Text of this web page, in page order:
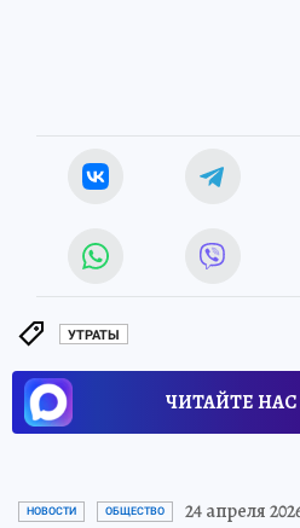
УТРАТЫ
ЧИТАЙТЕ
НОВОСТИ ОБЩЕСТВО 24 апреля